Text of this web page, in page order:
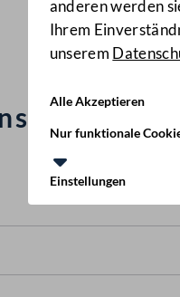
anderen werden
Ihrem
unserem
Alle Akzeptieren
Nur funktionale
Einstellungen